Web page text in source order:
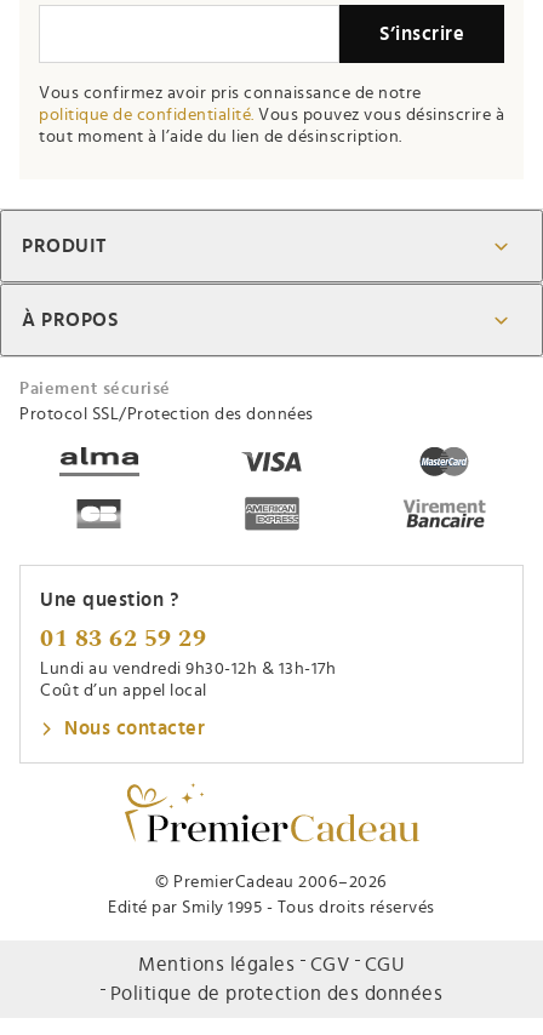
S’inscrire
Vous confirmez avoir pris connaissance de notre
politique de confidentialité. Vous pouvez vous désinscrire à
tout moment à l’aide du lien de désinscription.
© PremierCadeau 2006–2026
Edité par Smily 1995 - Tous droits réservés
PRODUIT
À PROPOS
Paiement sécurisé
Protocol SSL/Protection des données
Une question ?
01 83 62 59 29
Lundi au vendredi 9h30-12h & 13h-17h
Coût d’un appel local
Nous contacter
Mentions légales CGV
CGU
Politique de protection des données